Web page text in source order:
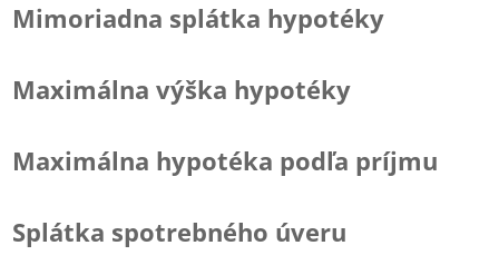
Mimoriadna splátka hypotéky
Maximálna výška hypotéky
Maximálna hypotéka podľa príjmu
Splátka spotrebného úveru